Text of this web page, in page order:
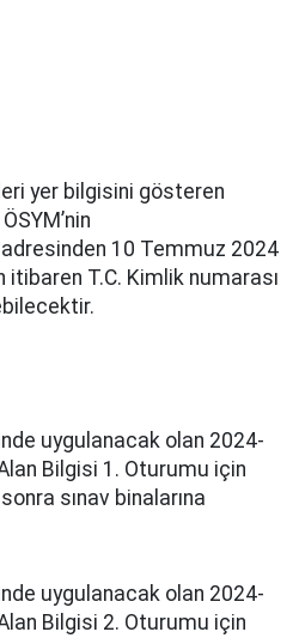
yer bilgisini gösteren
10 Temmuz 2024
T.C. Kimlik numarası
uygulanacak olan 2024-
Alan Bilgisi 1. Oturumu için
sınav binalarına
uygulanacak olan 2024-
Alan Bilgisi 2. Oturumu için